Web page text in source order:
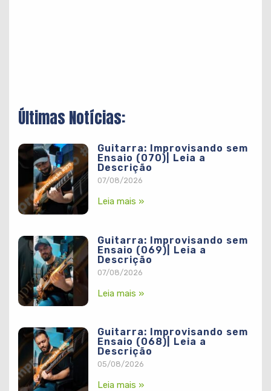
Últimas Notícias:
Guitarra: Improvisando sem
Ensaio (070)| Leia a
Descrição
07/08/2026
Leia mais »
Guitarra: Improvisando sem
Ensaio (069)| Leia a
Descrição
07/08/2026
Leia mais »
Guitarra: Improvisando sem
Ensaio (068)| Leia a
Descrição
05/08/2026
Leia mais »